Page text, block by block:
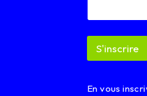
l
*
S'inscrire
En vous